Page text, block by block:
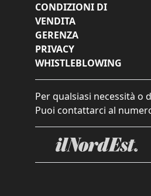
CONDIZIONI DI
VENDITA
GERENZA
PRIVACY
WHISTLEBLOWING
Per qualsiasi necessità o
Puoi contattarci al